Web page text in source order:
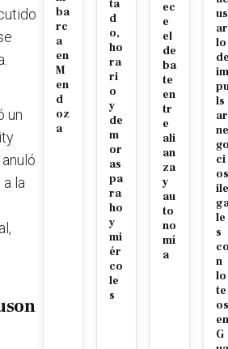
un
la
ba
rc
a
en
M
en
d
oz
a
ta
d
o,
ho
ra
ri
o
y
de
m
or
as
pa
ra
ho
y
mi
ér
co
le
s
ec
e
el
de
ba
te
en
tr
e
ali
an
za
y
au
to
no
mí
a
us
ar
lo
de
im
ls
ar
ne
go
ci
os
ile
le
s
co
n
lo
te
os
en
G